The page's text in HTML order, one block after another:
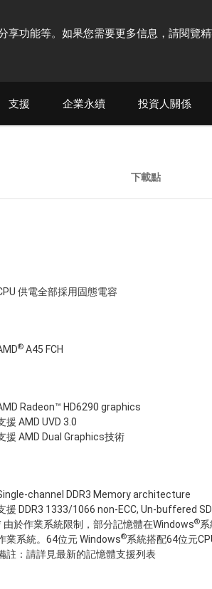
享功能等。如果您需要更多信息，請閱覽
支援 企業永續 投資人關係
下載點
供電全部採用固態電容
® A45 FCH
Radeon™ HD6290 graphics
援 AMD UVD 3.0
援 AMD Dual Graphics技術
channel DDR3 Memory architecture
援 DDR3 1333/1066 non-ECC, Un-buffered
由於作業系統限制，部分記憶體在Windows®
業系統。64位元 Windows®系統搭配64位元
註：請詳見最新的記憶體支援列表